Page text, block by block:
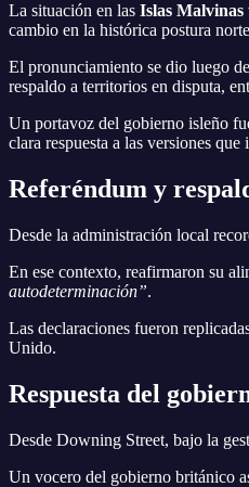
La situación en las Islas Malvinas
cambio en la histórica postura
El pronunciamiento se dio luego
respaldo a territorios en disputa,
Un portavoz del gobierno isleño
clara respuesta a las versiones
Referéndum y
Desde la administración local
En ese contexto, reafirmaron su
autodeterminación”.
Las declaraciones fueron
Unido.
Respuesta del
Desde Downing Street, bajo la
Un vocero del gobierno británico